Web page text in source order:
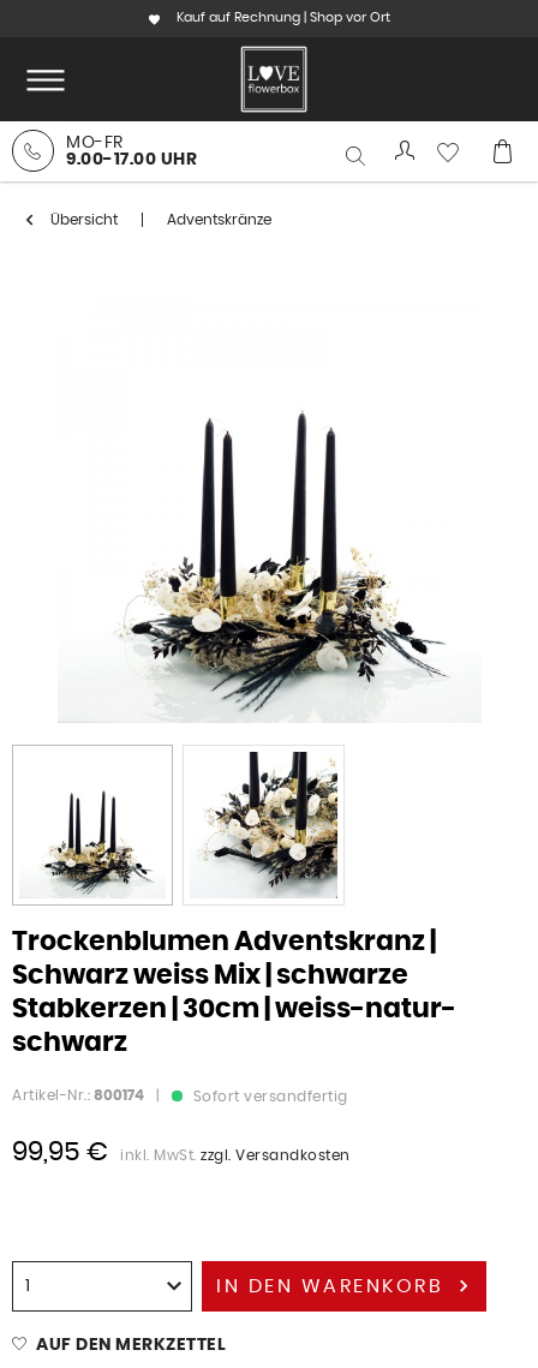
Kauf auf Rechnung | Shop vor Ort
MO-FR
9.00-17.00 UHR
Übersicht Adventskränze
Trockenblumen Adventskranz |
Schwarz weiss Mix | schwarze
Stabkerzen | 30cm | weiss-natur-
schwarz
Artikel-Nr.: 800174 Sofort versandfertig
99,95 € inkl. MwSt. zzgl. Versandkosten
IN DEN WARENKORB
AUF DEN MERKZETTEL